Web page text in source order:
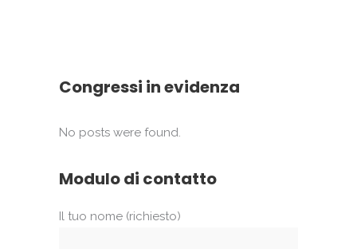
Congressi in evidenza
No posts were found.
Modulo di contatto
Il tuo nome (richiesto)